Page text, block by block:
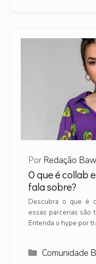
O que é collab
fala sobre?
Por Redação Baw
Descubra o que é
essas parcerias são
Entenda o hype por
Categorias
Comunidade